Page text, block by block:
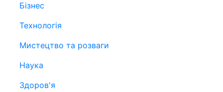
Бізнес
Технологія
Мистецтво та розваги
Наука
Здоров'я